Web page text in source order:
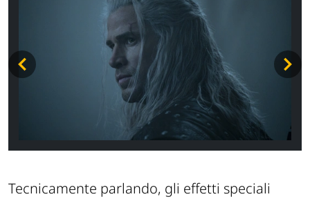
Tecnicamente parlando, gli effetti speciali